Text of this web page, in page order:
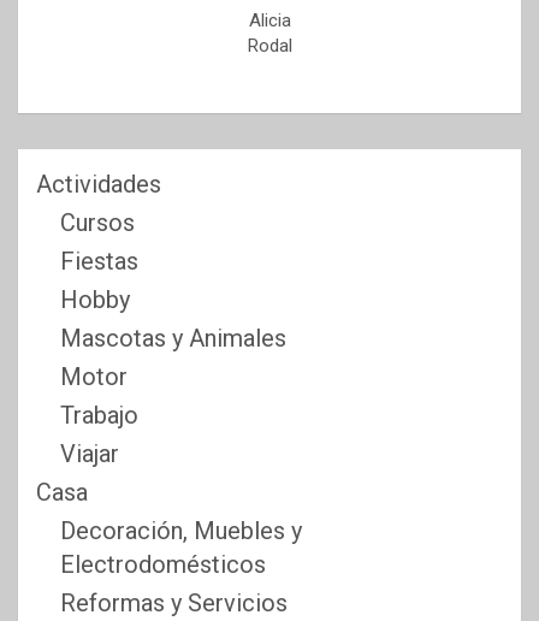
Alicia
Rodal
Actividades
Cursos
Fiestas
Hobby
Mascotas y Animales
Motor
Trabajo
Viajar
Casa
Decoración, Muebles y
Electrodomésticos
Reformas y Servicios